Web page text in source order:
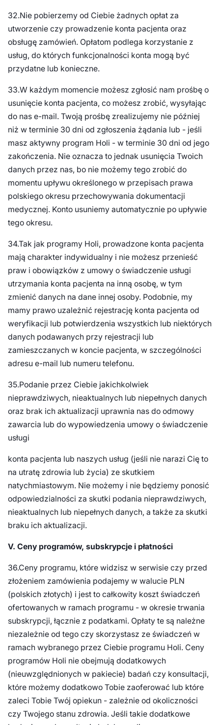
32.Nie pobierzemy od Ciebie żadnych opłat za
utworzenie czy prowadzenie konta pacjenta oraz
obsługę zamówień. Opłatom podlega korzystanie z
usług, do których funkcjonalności konta mogą być
przydatne lub konieczne.
33.W każdym momencie możesz zgłosić nam prośbę o
usunięcie konta pacjenta, co możesz zrobić, wysyłając
do nas e-mail. Twoją prośbę zrealizujemy nie później
niż w terminie 30 dni od zgłoszenia żądania lub - jeśli
masz aktywny program Holi - w terminie 30 dni od jego
zakończenia. Nie oznacza to jednak usunięcia Twoich
danych przez nas, bo nie możemy tego zrobić do
momentu upływu określonego w przepisach prawa
polskiego okresu przechowywania dokumentacji
medycznej. Konto usuniemy automatycznie po upływie
tego okresu.
34.Tak jak programy Holi, prowadzone konta pacjenta
mają charakter indywidualny i nie możesz przenieść
praw i obowiązków z umowy o świadczenie usługi
utrzymania konta pacjenta na inną osobę, w tym
zmienić danych na dane innej osoby. Podobnie, my
mamy prawo uzależnić rejestrację konta pacjenta od
weryfikacji lub potwierdzenia wszystkich lub niektórych
danych podawanych przy rejestracji lub
zamieszczanych w koncie pacjenta, w szczególności
adresu e-mail lub numeru telefonu.
35.Podanie przez Ciebie jakichkolwiek
nieprawdziwych, nieaktualnych lub niepełnych danych
oraz brak ich aktualizacji uprawnia nas do odmowy
zawarcia lub do wypowiedzenia umowy o świadczenie
usługi
konta pacjenta lub naszych usług (jeśli nie narazi Cię to
na utratę zdrowia lub życia) ze skutkiem
natychmiastowym. Nie możemy i nie będziemy ponosić
odpowiedzialności za skutki podania nieprawdziwych,
nieaktualnych lub niepełnych danych, a także za skutki
braku ich aktualizacji.
V. Ceny programów, subskrypcje i płatności
36.Ceny programu, które widzisz w serwisie czy przed
złożeniem zamówienia podajemy w walucie PLN
(polskich złotych) i jest to całkowity koszt świadczeń
ofertowanych w ramach programu - w okresie trwania
subskrypcji, łącznie z podatkami. Opłaty te są należne
niezależnie od tego czy skorzystasz ze świadczeń w
ramach wybranego przez Ciebie programu Holi. Ceny
programów Holi nie obejmują dodatkowych
(nieuwzględnionych w pakiecie) badań czy konsultacji,
które możemy dodatkowo Tobie zaoferować lub które
zaleci Tobie Twój opiekun - zależnie od okoliczności
czy Twojego stanu zdrowia. Jeśli takie dodatkowe